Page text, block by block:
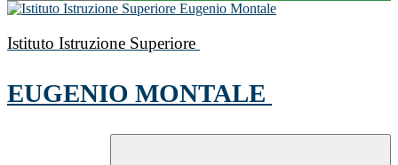
Istituto Istruzione Superiore
EUGENIO MONTALE